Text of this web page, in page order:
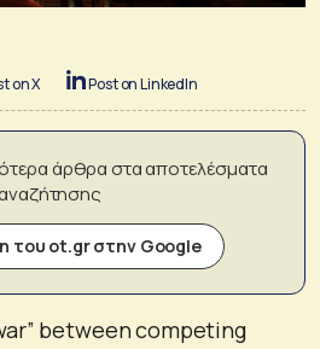
on X Post on LinkedIn
άρθρα στα αποτελέσματα
του ot.gr στην Google
between competing